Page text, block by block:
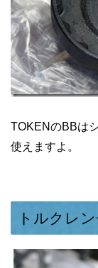
TOKENのBBは
使えますよ。
トルクレ